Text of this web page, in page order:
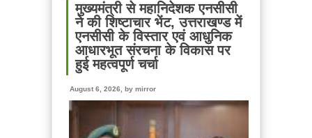
मुख्यमंत्री से महानिदेशक एनसीसी
ने की शिष्टाचार भेंट, उत्तराखण्ड में
एनसीसी के विस्तार एवं आधुनिक
आधारभूत संरचना के विकास पर
हुई महत्वपूर्ण चर्चा
August 6, 2026, by mirror